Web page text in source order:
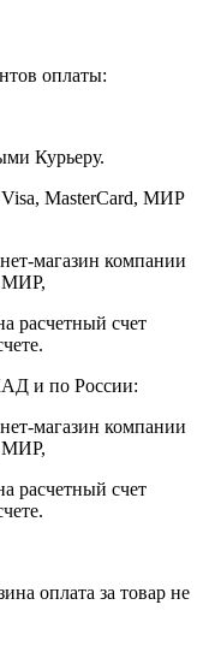
оплаты:
Курьеру.
Visa, MasterСard, МИР
магазин компании
МИР,
расчетный счет
и по России:
магазин компании
МИР,
расчетный счет
оплата за товар не